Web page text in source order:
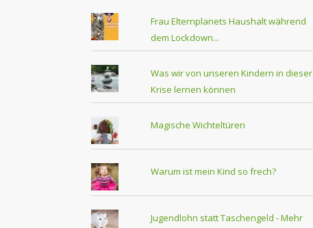
Frau Elternplanets Haushalt während
dem Lockdown...
Was wir von unseren Kindern in dieser
Krise lernen können
Magische Wichteltüren
Warum ist mein Kind so frech?
Jugendlohn statt Taschengeld - Mehr